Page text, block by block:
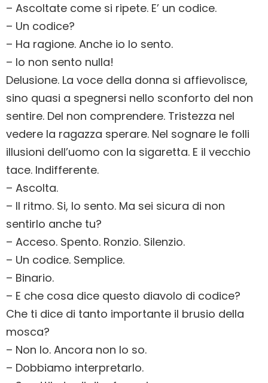
– Ascoltate come si ripete. E’ un codice.
– Un codice?
– Ha ragione. Anche io lo sento.
– Io non sento nulla!
Delusione. La voce della donna si affievolisce,
sino quasi a spegnersi nello sconforto del non
sentire. Del non comprendere. Tristezza nel
vedere la ragazza sperare. Nel sognare le folli
illusioni dell’uomo con la sigaretta. E il vecchio
tace. Indifferente.
– Ascolta.
– Il ritmo. Si, lo sento. Ma sei sicura di non
sentirlo anche tu?
– Acceso. Spento. Ronzio. Silenzio.
– Un codice. Semplice.
– Binario.
– E che cosa dice questo diavolo di codice?
Che ti dice di tanto importante il brusio della
mosca?
– Non lo. Ancora non lo so.
– Dobbiamo interpretarlo.